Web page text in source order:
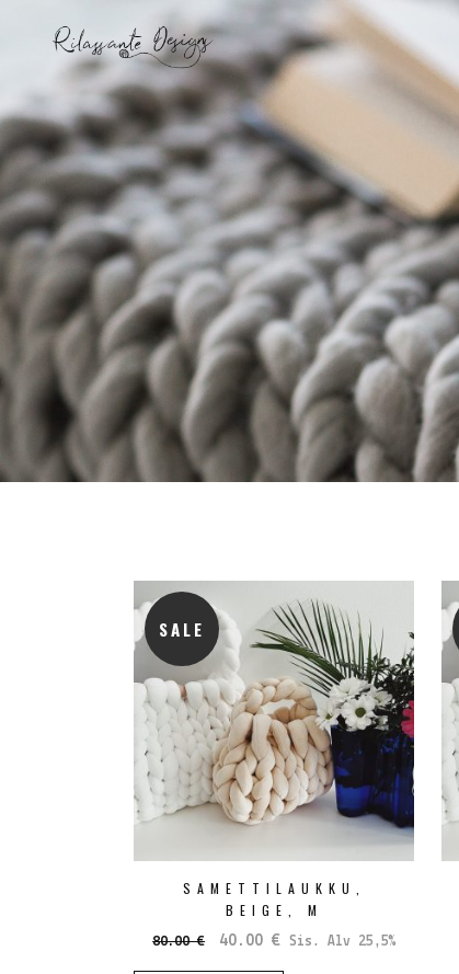
SALE
SAMETTILAUKKU,
BEIGE, M
80.00€
Alkuperäinen
40.00€Nykyinen
Sis. Alv 25,5%